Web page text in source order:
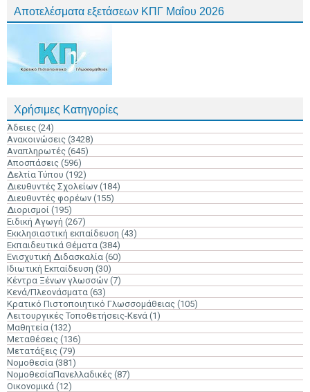
Αποτελέσματα εξετάσεων ΚΠΓ Μαΐου 2026
Χρήσιμες Κατηγορίες
Άδειες (24)
Ανακοινώσεις (3428)
Αναπληρωτές (645)
Αποσπάσεις (596)
Δελτία Τύπου (192)
Διευθυντές Σχολείων (184)
Διευθυντές φορέων (155)
Διορισμοί (195)
Ειδική Αγωγή (267)
Εκκλησιαστική εκπαίδευση (43)
Εκπαιδευτικά Θέματα (384)
Ενισχυτική Διδασκαλία (60)
Ιδιωτική Εκπαίδευση (30)
Κέντρα Ξένων γλωσσών (7)
Κενά/Πλεονάσματα (63)
Κρατικό Πιστοποιητικό Γλωσσομάθειας (105)
Λειτουργικές Τοποθετήσεις-Κενά (1)
Μαθητεία (132)
Μεταθέσεις (136)
Μετατάξεις (79)
Νομοθεσία (381)
ΝομοθεσίαΠανελλαδικές (87)
Οικονομικά (12)